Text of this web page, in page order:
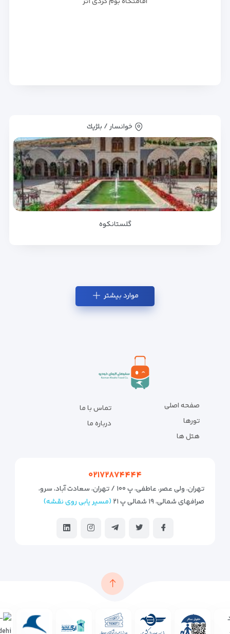
خوانسار / بلژيك
گلستانکوه
موارد بیشتر
صفحه اصلی
تورها
هتل ها
تماس با ما
درباره ما
۰۲۱۷۲۸۷۴۴۴۴
تهران، ولی عصر، عاطفی، پ ۱۰۰ / تهران، سعادت آباد، سرو،
صرافهای شمالی، ۱۹ شمالی پ ۲۱
(مسیر یابی روی نقشه)